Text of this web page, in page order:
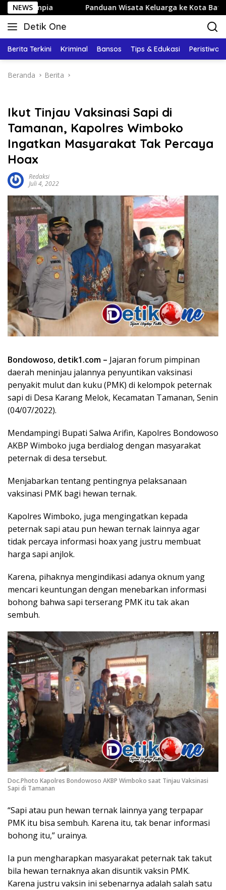
Langsung
ke
konten
NEWSPanduan Wisata Keluarga ke Kota Batu: Itinerary
Detik One
Tajam
Fakta
Berita Terkini Kriminal Bansos Tips & Edukasi Peristiwa
Beranda Berita
Ikut Tinjau Vaksinasi Sapi di
Tamanan, Kapolres Wimboko
Ingatkan Masyarakat Tak Percaya
Hoax
Redaksi
Juli 4, 2022
Bondowoso, detik1.com – Jajaran forum pimpinan
daerah meninjau jalannya penyuntikan vaksinasi
penyakit mulut dan kuku (PMK) di kelompok peternak
sapi di Desa Karang Melok, Kecamatan Tamanan, Senin
(04/07/2022).
Mendampingi Bupati Salwa Arifin, Kapolres Bondowoso
AKBP Wimboko juga berdialog dengan masyarakat
peternak di desa tersebut.
Menjabarkan tentang pentingnya pelaksanaan
vaksinasi PMK bagi hewan ternak.
Kapolres Wimboko, juga mengingatkan kepada
peternak sapi atau pun hewan ternak lainnya agar
tidak percaya informasi hoax yang justru membuat
harga sapi anjlok.
Karena, pihaknya mengindikasi adanya oknum yang
mencari keuntungan dengan menebarkan informasi
bohong bahwa sapi terserang PMK itu tak akan
sembuh.
Doc.Photo Kapolres Bondowoso AKBP Wimboko saat Tinjau Vaksinasi
Sapi di Tamanan
“Sapi atau pun hewan ternak lainnya yang terpapar
PMK itu bisa sembuh. Karena itu, tak benar informasi
bohong itu,” urainya.
Ia pun mengharapkan masyarakat peternak tak takut
bila hewan ternaknya akan disuntik vaksin PMK.
Karena justru vaksin ini sebenarnya adalah salah satu